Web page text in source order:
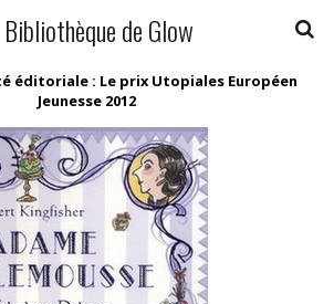
Bibliothèque de Glow
éditoriale : Le prix Utopiales Européen
Jeunesse 2012